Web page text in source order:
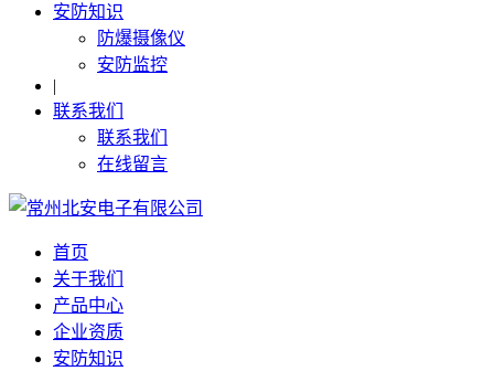
安防知识
防爆摄像仪
安防监控
|
联系我们
联系我们
在线留言
首页
关于我们
产品中心
企业资质
安防知识